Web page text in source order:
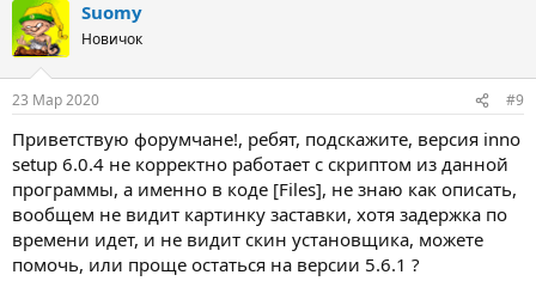
Suomy
Новичок
23 Мар 2020 #9
Приветствую форумчане!, ребят, подскажите, версия inno
setup 6.0.4 не корректно работает с скриптом из данной
программы, а именно в коде [Files], не знаю как описать,
вообщем не видит картинку заставки, хотя задержка по
времени идет, и не видит скин установщика, можете
помочь, или проще остаться на версии 5.6.1 ?